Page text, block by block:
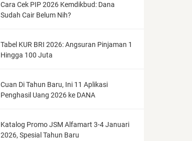
Cara Cek PIP 2026 Kemdikbud: Dana
Sudah Cair Belum Nih?
Tabel KUR BRI 2026: Angsuran Pinjaman 1
Hingga 100 Juta
Cuan Di Tahun Baru, Ini 11 Aplikasi
Penghasil Uang 2026 ke DANA
Katalog Promo JSM Alfamart 3-4 Januari
2026, Spesial Tahun Baru